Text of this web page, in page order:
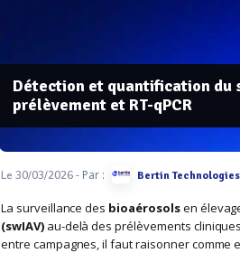
Détection et quantification du
prélèvement et RT-qPCR
Le 30/03/2026- Par : Bertin Technologies
La surveillance des bioaérosolsen
(swIAV)au-delà des prélèvements
entre campagnes, il faut raisonner comme